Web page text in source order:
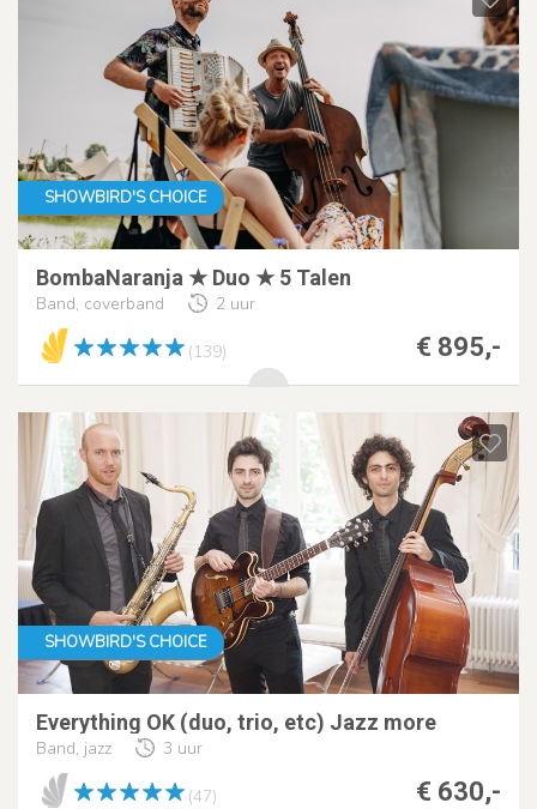
SHOWBIRD'S CHOICE
BombaNaranja ★ Duo ★ 5 Talen
Band, coverband 2 uur
€ 895,-
(139)
SHOWBIRD'S CHOICE
Everything OK (duo, trio, etc) Jazz more
Band, jazz 3 uur
€ 630,-
(47)